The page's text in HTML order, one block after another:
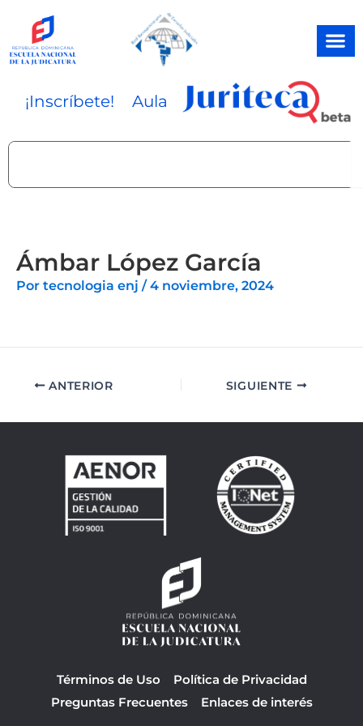
contenido
¡Inscríbete! Aula
Search
Ámbar López García
Por tecnologia enj / 4 noviembre, 2024
ANTERIOR SIGUIENTE
Términos de Uso
Política de Privacidad
Preguntas Frecuentes
Enlaces de interés